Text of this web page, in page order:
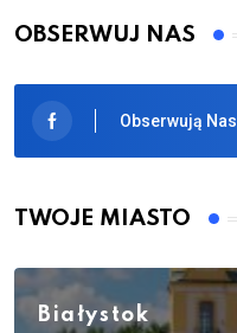
OBSERWUJ NAS
Obserwują Nas
TWOJE MIASTO
Białystok